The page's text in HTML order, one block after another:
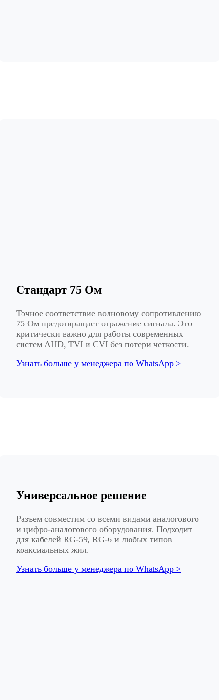
Стандарт 75 Ом
Точное соответствие волновому сопротивлению
75 Ом предотвращает отражение сигнала. Это
критически важно для работы современных
систем AHD, TVI и CVI без потери четкости.
Узнать больше у менеджера по WhatsApp >
Универсальное решение
Разъем совместим со всеми видами аналогового
и цифро-аналогового оборудования. Подходит
для кабелей RG-59, RG-6 и любых типов
коаксиальных жил.
Узнать больше у менеджера по WhatsApp >